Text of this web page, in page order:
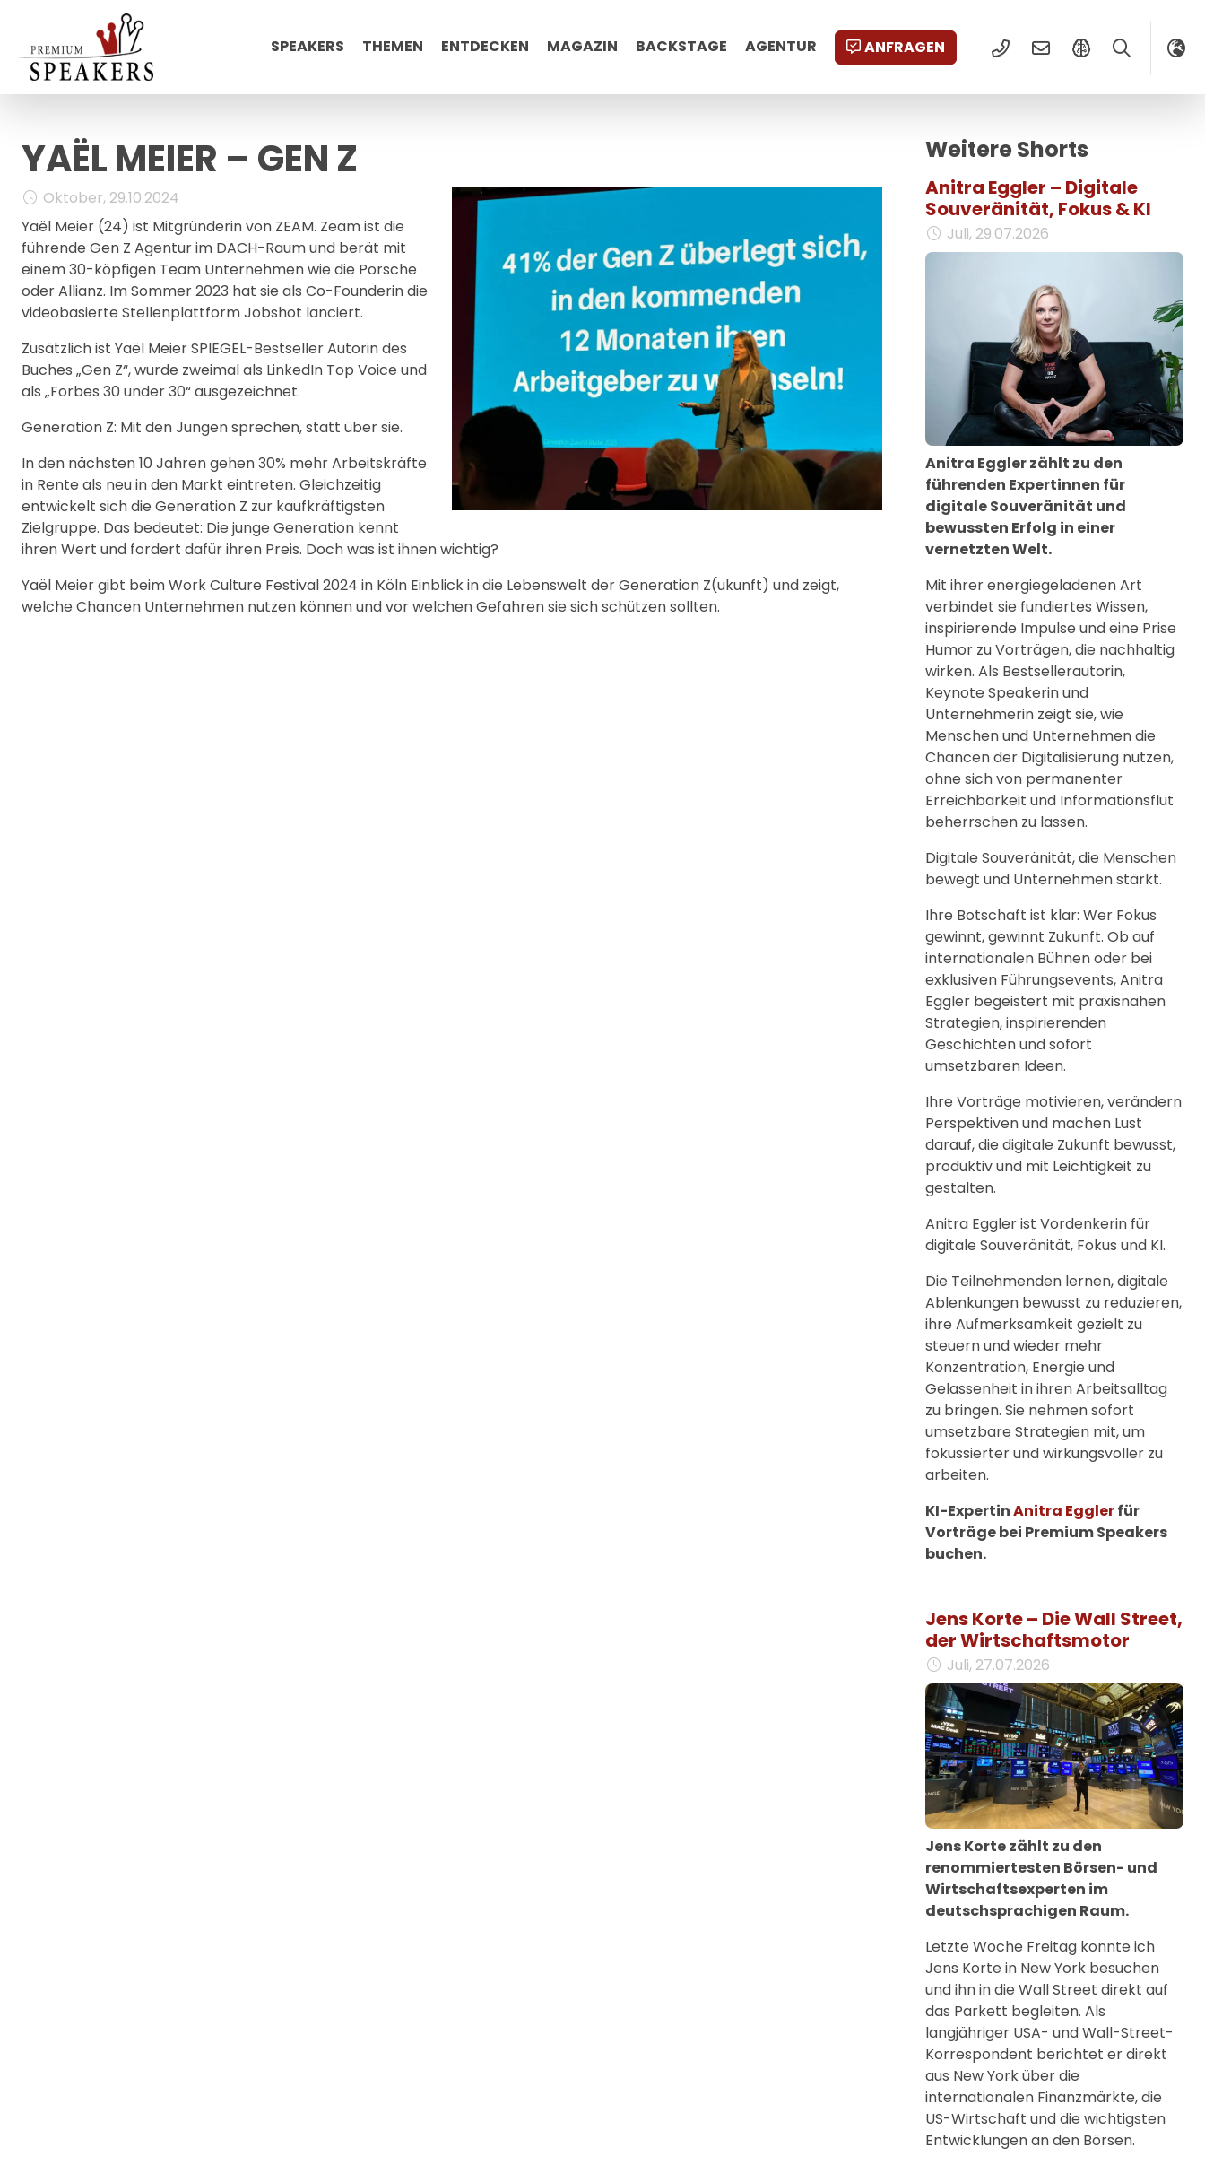
SPEAKERS THEMEN ENTDECKEN MAGAZIN BACKSTAGE AGENTUR ANFRAGEN
YAËL MEIER – GEN Z
Oktober, 29.10.2024
Yaël Meier (24) ist Mitgründerin von ZEAM. Zeam ist die
führende Gen Z Agentur im DACH-Raum und berät mit
einem 30-köpfigen Team Unternehmen wie die Porsche
oder Allianz. Im Sommer 2023 hat sie als Co-Founderin die
videobasierte Stellenplattform Jobshot lanciert.
Zusätzlich ist Yaël Meier SPIEGEL-Bestseller Autorin des
Buches „Gen Z“, wurde zweimal als LinkedIn Top Voice und
als „Forbes 30 under 30“ ausgezeichnet.
Generation Z: Mit den Jungen sprechen, statt über sie.
In den nächsten 10 Jahren gehen 30% mehr Arbeitskräfte
in Rente als neu in den Markt eintreten. Gleichzeitig
entwickelt sich die Generation Z zur kaufkräftigsten
Zielgruppe. Das bedeutet: Die junge Generation kennt
ihren Wert und fordert dafür ihren Preis. Doch was ist ihnen wichtig?
Yaël Meier gibt beim Work Culture Festival 2024 in Köln Einblick in die Lebenswelt der Generation Z(ukunft) und zeigt,
welche Chancen Unternehmen nutzen können und vor welchen Gefahren sie sich schützen sollten.
Weitere Shorts
Anitra Eggler – Digitale
Souveränität, Fokus & KI
Juli, 29.07.2026
Anitra Eggler zählt zu den
führenden Expertinnen für
digitale Souveränität und
bewussten Erfolg in einer
vernetzten Welt.
Mit ihrer energiegeladenen Art
verbindet sie fundiertes Wissen,
inspirierende Impulse und eine Prise
Humor zu Vorträgen, die nachhaltig
wirken. Als Bestsellerautorin,
Keynote Speakerin und
Unternehmerin zeigt sie, wie
Menschen und Unternehmen die
Chancen der Digitalisierung nutzen,
ohne sich von permanenter
Erreichbarkeit und Informationsflut
beherrschen zu lassen.
Digitale Souveränität, die Menschen
bewegt und Unternehmen stärkt.
Ihre Botschaft ist klar: Wer Fokus
gewinnt, gewinnt Zukunft. Ob auf
internationalen Bühnen oder bei
exklusiven Führungsevents, Anitra
Eggler begeistert mit praxisnahen
Strategien, inspirierenden
Geschichten und sofort
umsetzbaren Ideen.
Ihre Vorträge motivieren, verändern
Perspektiven und machen Lust
darauf, die digitale Zukunft bewusst,
produktiv und mit Leichtigkeit zu
gestalten.
Anitra Eggler ist Vordenkerin für
digitale Souveränität, Fokus und KI.
Die Teilnehmenden lernen, digitale
Ablenkungen bewusst zu reduzieren,
ihre Aufmerksamkeit gezielt zu
steuern und wieder mehr
Konzentration, Energie und
Gelassenheit in ihren Arbeitsalltag
zu bringen. Sie nehmen sofort
umsetzbare Strategien mit, um
fokussierter und wirkungsvoller zu
arbeiten.
KI-ExpertinAnitra Egglerfür
Vorträge bei Premium Speakers
buchen.
Jens Korte – Die Wall Street,
der Wirtschaftsmotor
Juli, 27.07.2026
Jens Korte zählt zu den
renommiertesten Börsen- und
Wirtschaftsexperten im
deutschsprachigen Raum.
Letzte Woche Freitag konnte ich
Jens Korte in New York besuchen
und ihn in die Wall Street direkt auf
das Parkett begleiten. Als
langjähriger USA- und Wall-Street-
Korrespondent berichtet er direkt
aus New York über die
internationalen Finanzmärkte, die
US-Wirtschaft und die wichtigsten
Entwicklungen an den Börsen.